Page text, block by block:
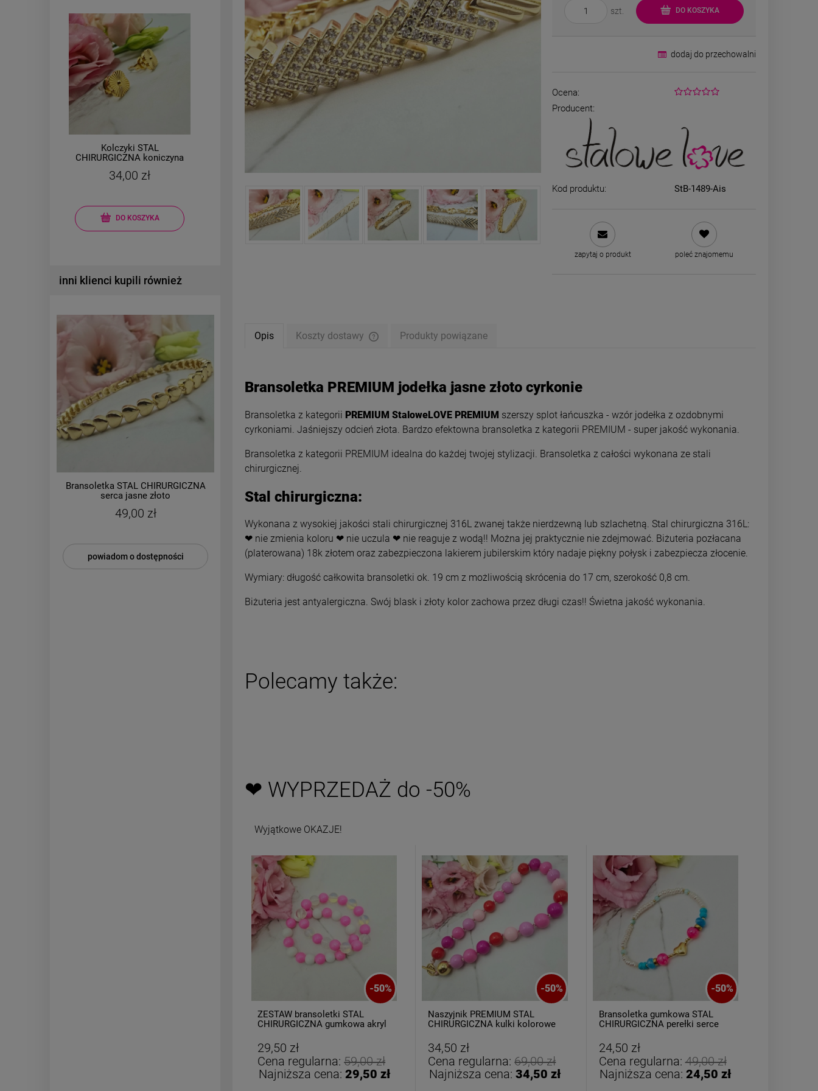
Kolczyki STAL
CHIRURGICZNA koniczyna
34,00 zł
DO KOSZYKA DO KOSZYKA DO KOSZYKA
Kolczyki STAL
CHIRURGICZNA kwiatek
zielony cyrkonia
inni klienci kupili również
Bransoletka STAL CHIRURGICZNA
serca jasne złoto
49,00 zł
powiadom o dostępności
ażurowa grecki wzór jasne złoto
DO KOSZYKA DO KOSZYKA DO KOSZYKA
szt. DO KOSZYKA
dodaj do przechowalni
Ocena:
Producent:
Kod produktu: StB-1489-Ais
zapytaj o produkt poleć znajomemu
Opis Koszty dostawy Produkty powiązane
Bransoletka PREMIUM jodełka jasne złoto cyrkonie
Bransoletka z kategorii PREMIUM StaloweLOVE PREMIUM szerszy splot łańcuszka - wzór jodełka z ozdobnymi
cyrkoniami. Jaśniejszy odcień złota. Bardzo efektowna bransoletka z kategorii PREMIUM - super jakość wykonania.
Bransoletka z kategorii PREMIUM idealna do każdej twojej stylizacji. Bransoletka z całości wykonana ze stali
chirurgicznej.
Stal chirurgiczna:
Wykonana z wysokiej jakości stali chirurgicznej 316L zwanej także nierdzewną lub szlachetną. Stal chirurgiczna 316L:
❤ nie zmienia koloru ❤ nie uczula ❤ nie reaguje z wodą!! Można jej praktycznie nie zdejmować. Biżuteria pozłacana
(platerowana) 18k złotem oraz zabezpieczona lakierem jubilerskim który nadaje piękny połysk i zabezpiecza złocenie.
Wymiary: długość całkowita bransoletki ok. 19 cm z możliwością skrócenia do 17 cm, szerokość 0,8 cm.
Biżuteria jest antyalergiczna. Swój blask i złoty kolor zachowa przez długi czas!! Świetna jakość wykonania.
Polecamy także:
❤ WYPRZEDAŻ do -50%
Wyjątkowe OKAZJE!
-50%
ZESTAW bransoletki STAL
CHIRURGICZNA gumkowa akryl
29,50 zł
Cena regularna:59,00 zł
Najniższa cena: 29,50 zł
-50%
Naszyjnik PREMIUM STAL
CHIRURGICZNA kulki kolorowe
34,50 zł
Cena regularna:69,00 zł
Najniższa cena: 34,50 zł
-50%
Bransoletka gumkowa STAL
CHIRURGICZNA perełki serce
24,50 zł
Cena regularna:49,00 zł
Najniższa cena:24,50 zł